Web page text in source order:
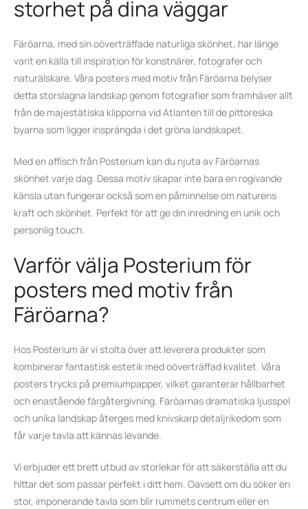
storhet på dina väggar
Färöarna, med sin oöverträffade naturliga skönhet, har länge
varit en källa till inspiration för konstnärer, fotografer och
naturälskare. Våra posters med motiv från Färöarna belyser
detta storslagna landskap genom fotografier som framhäver allt
från de majestätiska klipporna vid Atlanten till de pittoreska
byarna som ligger insprängda i det gröna landskapet.
Med en affisch från Posterium kan du njuta av Färöarnas
skönhet varje dag. Dessa motiv skapar inte bara en rogivande
känsla utan fungerar också som en påminnelse om naturens
kraft och skönhet. Perfekt för att ge din inredning en unik och
personlig touch.
Varför välja Posterium för
posters med motiv från
Färöarna?
Hos Posterium är vi stolta över att leverera produkter som
kombinerar fantastisk estetik med oöverträffad kvalitet. Våra
posters trycks på premiumpapper, vilket garanterar hållbarhet
och enastående färgåtergivning. Färöarnas dramatiska ljusspel
och unika landskap återges med knivskarp detaljrikedom som
får varje tavla att kännas levande.
Vi erbjuder ett brett utbud av storlekar för att säkerställa att du
hittar det som passar perfekt i ditt hem. Oavsett om du söker en
stor, imponerande tavla som blir rummets centrum eller en